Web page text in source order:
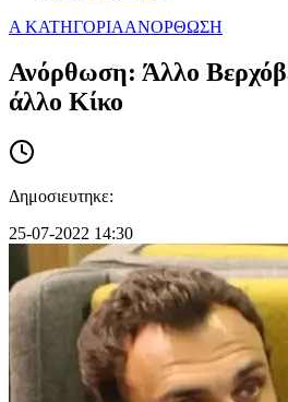
Α ΚΑΤΗΓΟΡΙΑΑΝΟΡΘΩΣΗ
Ανόρθωση: Άλλο
άλλο Κίκο
Δημοσιευτηκε:
25-07-2022 14:30